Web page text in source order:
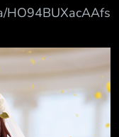
縱無限城 隨意改
查眼球全方位偵
報 即使不算無慘
截 而且只要不要
定能團滅鬼殺隊
HO94BUXacAAfs
HO94DS9bMAE
トリエ３ ～終わ
から、ライザがな
フィギュア
かった、もしもの